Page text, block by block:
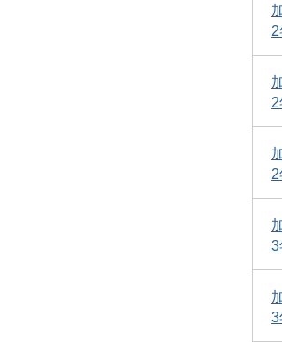
2
2
2
3
3